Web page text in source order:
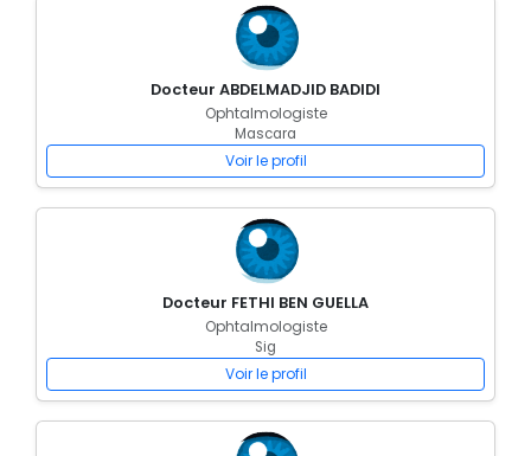
Docteur ABDELMADJID BADIDI
Ophtalmologiste
Mascara
Voir le profil
Docteur FETHI BEN GUELLA
Ophtalmologiste
Sig
Voir le profil